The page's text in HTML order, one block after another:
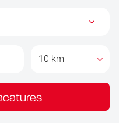
10 km